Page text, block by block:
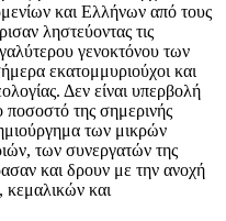
και Eλλήνων από τους
ληστεύοντας τις
γενοκτόνου των
εκατομμυριούχοι και
Δεν είναι υπερβολή
ποσοστό της σημερινής
των μικρών
των συνεργατών της
και δρουν με την ανοχή
κεμαλικών και